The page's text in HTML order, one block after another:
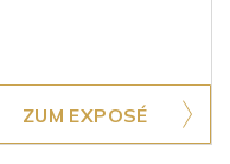
ZUM EXPOSÉ